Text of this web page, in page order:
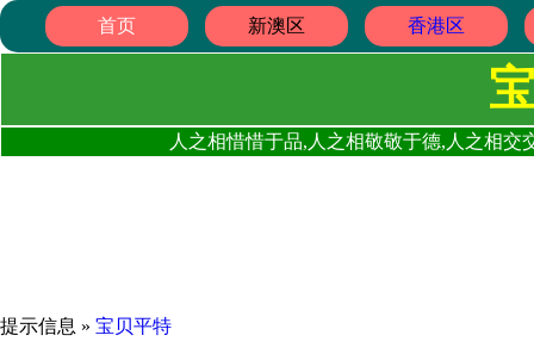
首页 新澳区 香港区
人之相惜惜于品,人之相敬敬于德,人之相
提示信息 » 宝贝平特